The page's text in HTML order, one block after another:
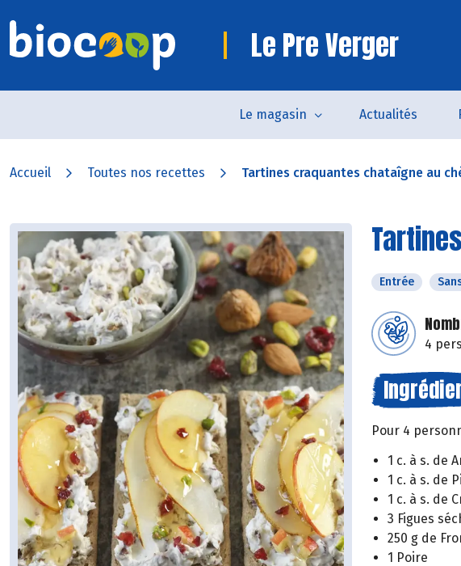
Le Pre Verger
Le magasin Actualités
Accueil Toutes nos recettes Tartines craquantes chataîgne au
Entrée
4
Pour 4
1 c. à s. de
1 c. à s. de
1 c. à s. de
3 Figues
250 g de
1 Poire